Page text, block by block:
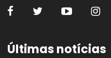
Últimas notícias